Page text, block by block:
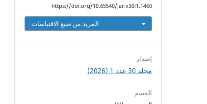
https://doi.org/10.65540/jar.v30i1.1460
المزيد من صيغ الاقتباسات
إصدار
مجلد 30 عدد 1 (2026)
القسم